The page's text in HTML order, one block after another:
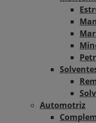
Automotriz